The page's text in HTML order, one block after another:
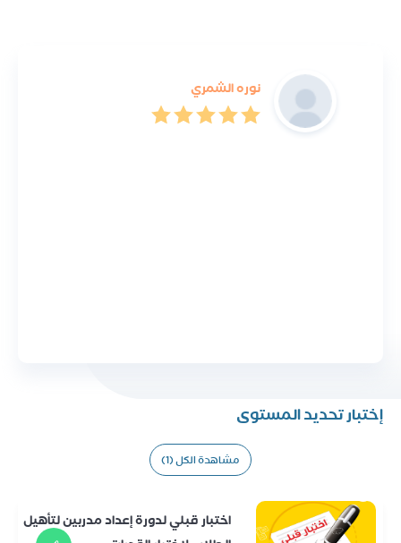
نوره الشمري
إختبار تحديد المستوى
مشاهدة الكل (1)
اختبار قبلي لدورة إعداد مدربين لتأهيل